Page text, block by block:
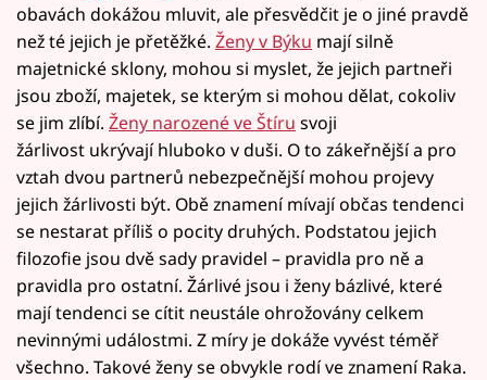
obavách dokážou mluvit, ale přesvědčit je o jiné pravdě
než té jejich je přetěžké. Ženy v Býku mají silně
majetnické sklony, mohou si myslet, že jejich partneři
jsou zboží, majetek, se kterým si mohou dělat, cokoliv
se jim zlíbí. Ženy narozené ve Štíru svoji
žárlivost ukrývají hluboko v duši. O to zákeřnější a pro
vztah dvou partnerů nebezpečnější mohou projevy
jejich žárlivosti být. Obě znamení mívají občas tendenci
se nestarat příliš o pocity druhých. Podstatou jejich
filozofie jsou dvě sady pravidel – pravidla pro ně a
pravidla pro ostatní. Žárlivé jsou i ženy bázlivé, které
mají tendenci se cítit neustále ohrožovány celkem
nevinnými událostmi. Z míry je dokáže vyvést téměř
všechno. Takové ženy se obvykle rodí ve znamení Raka.